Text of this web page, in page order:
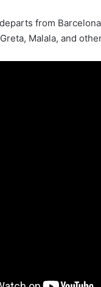
from
Malala, and